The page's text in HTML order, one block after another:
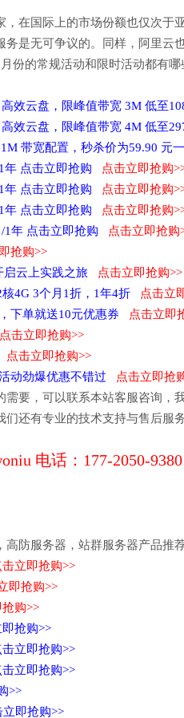
，在国际上的市场份额也仅次于
是无可争议的。同样，阿里云
份的常规活动和限时活动都有哪
效云盘，限峰值带宽 3M 低至
效云盘，限峰值带宽 4M 低至
带宽配置，秒杀价为59.90 元
年 点击立即抢购
点击立即抢购
年 点击立即抢购
点击立即抢购
年 点击立即抢购
点击立即抢购
/1年 点击立即抢购
点击立即抢购
抢购>>
启云上实践之旅
点击立即抢购>>
4G 3个月1折，1年4折
点击立
下单就送10元优惠券
点击立即
点击立即抢购>>
点击立即抢购>>
动劲爆优惠不错过
点击立即抢
要，可以联系本站客服咨询，
还有专业的技术支持与售后服
电话：177-2050-9380
高防服务器，站群服务器产品推
击立即抢购>>
即抢购>>
购>>
抢购>>
立即抢购>>
立即抢购>>
>>
即抢购>>